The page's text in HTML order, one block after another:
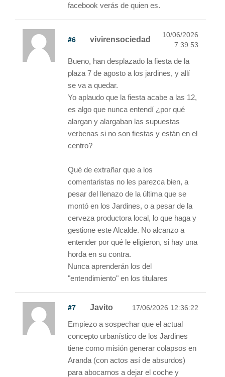
facebook verás de quien es.
#6 vivirensociedad
10/06/2026
7:39:53
Bueno, han desplazado la fiesta de la
plaza 7 de agosto a los jardines, y allí
se va a quedar.
Yo aplaudo que la fiesta acabe a las 12,
es algo que nunca entendí ¿por qué
alargan y alargaban las supuestas
verbenas si no son fiestas y están en el
centro?
Qué de extrañar que a los
comentaristas no les parezca bien, a
pesar del llenazo de la última que se
montó en los Jardines, o a pesar de la
cerveza productora local, lo que haga y
gestione este Alcalde. No alcanzo a
entender por qué le eligieron, si hay una
horda en su contra.
Nunca aprenderán los del
"entendimiento" en los titulares
#7 Javito 17/06/2026 12:36:22
Empiezo a sospechar que el actual
concepto urbanístico de los Jardines
tiene como misión generar colapsos en
Aranda (con actos así de absurdos)
para abocarnos a dejar el coche y